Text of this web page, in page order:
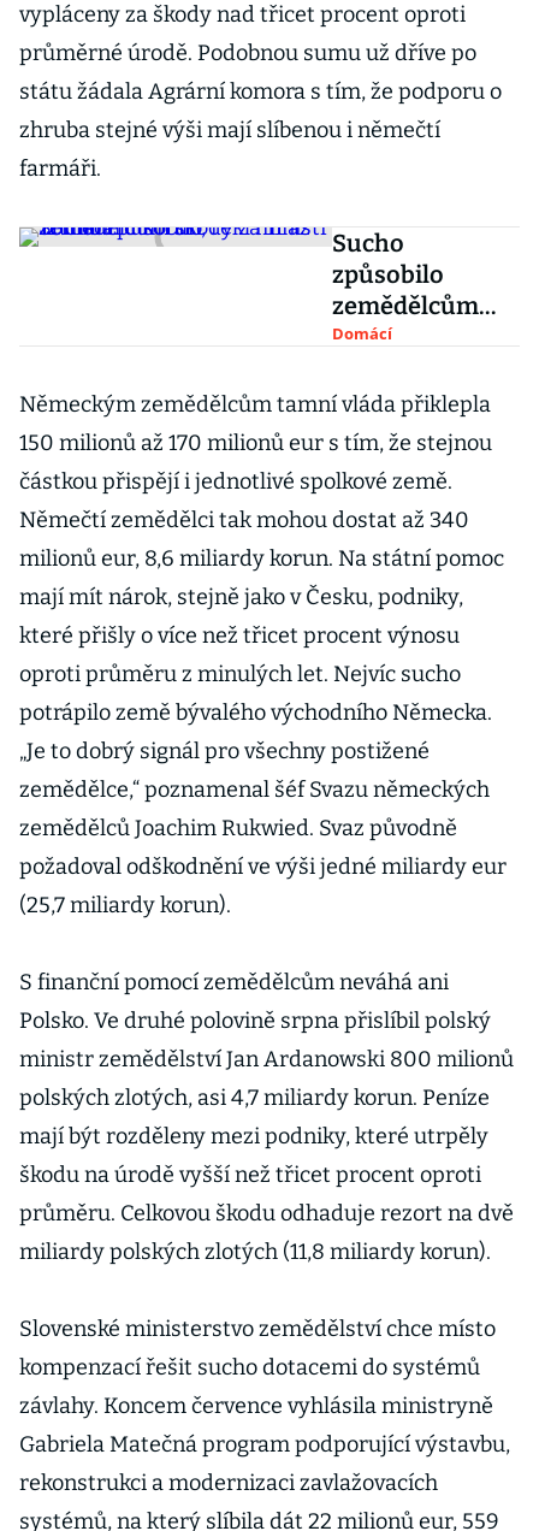
vypláceny za škody nad třicet procent oproti
průměrné úrodě. Podobnou sumu už dříve po
státu žádala Agrární komora s tím, že podporu o
zhruba stejné výši mají slíbenou i němečtí
farmáři.
Sucho
způsobilo
zemědělcům
škody za 11 až 12
řekl ministr
Toman
Domácí
Německým zemědělcům tamní vláda přiklepla
150 milionů až 170 milionů eur s tím, že stejnou
částkou přispějí i jednotlivé spolkové země.
Němečtí zemědělci tak mohou dostat až 340
milionů eur, 8,6 miliardy korun. Na státní pomoc
mají mít nárok, stejně jako v Česku, podniky,
které přišly o více než třicet procent výnosu
oproti průměru z minulých let. Nejvíc sucho
potrápilo země bývalého východního Německa.
„Je to dobrý signál pro všechny postižené
zemědělce,“ poznamenal šéf Svazu německých
zemědělců Joachim Rukwied. Svaz původně
požadoval odškodnění ve výši jedné miliardy eur
(25,7 miliardy korun).
S finanční pomocí zemědělcům neváhá ani
Polsko. Ve druhé polovině srpna přislíbil polský
ministr zemědělství Jan Ardanowski 800 milionů
polských zlotých, asi 4,7 miliardy korun. Peníze
mají být rozděleny mezi podniky, které utrpěly
škodu na úrodě vyšší než třicet procent oproti
průměru. Celkovou škodu odhaduje rezort na dvě
miliardy polských zlotých (11,8 miliardy korun).
Slovenské ministerstvo zemědělství chce místo
kompenzací řešit sucho dotacemi do systémů
závlahy. Koncem července vyhlásila ministryně
Gabriela Matečná program podporující výstavbu,
rekonstrukci a modernizaci zavlažovacích
systémů, na který slíbila dát 22 milionů eur, 559